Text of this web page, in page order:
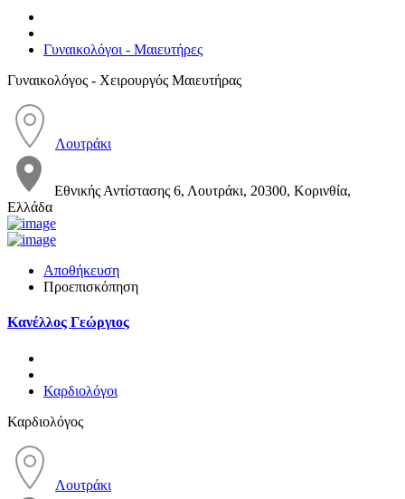
Γυναικολόγοι - Μαιευτήρες
Γυναικολόγος - Χειρουργός Μαιευτήρας
Λουτράκι
Εθνικής Αντίστασης 6, Λουτράκι, 20300, Κορινθία,
Ελλάδα
Αποθήκευση
Προεπισκόπηση
Κανέλλος Γεώργιος
Καρδιολόγοι
Καρδιολόγος
Λουτράκι